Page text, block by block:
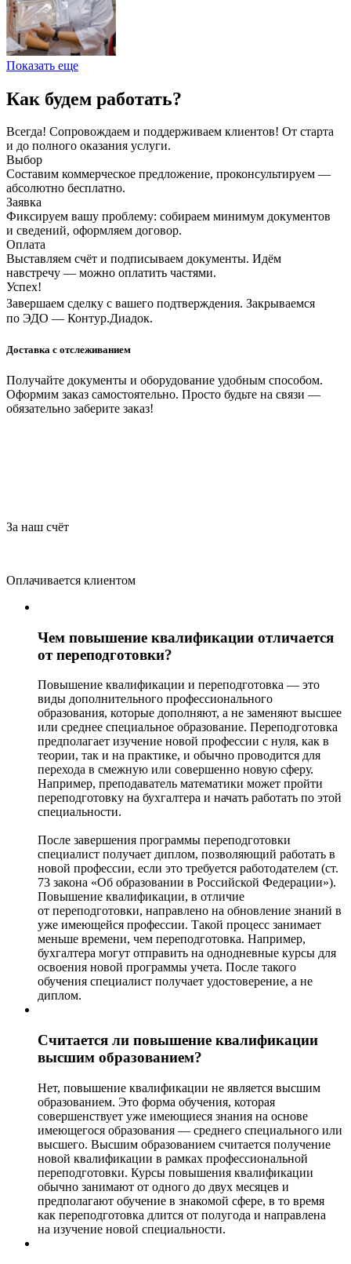
Показать еще
Как будем работать?
Всегда! Сопровождаем и поддерживаем клиентов! От старта
и до полного оказания услуги.
Выбор
Составим коммерческое предложение, проконсультируем —
абсолютно бесплатно.
Заявка
Фиксируем вашу проблему: собираем минимум документов
и сведений, оформляем договор.
Оплата
Выставляем счёт и подписываем документы. Идём
навстречу — можно оплатить частями.
Успех!
Завершаем сделку с вашего подтверждения. Закрываемся
по ЭДО — Контур.Диадок.
Доставка с отслеживанием
Получайте документы и оборудование удобным способом.
Оформим заказ самостоятельно. Просто будьте на связи —
обязательно заберите заказ!
За наш счёт
Оплачивается клиентом
Чем повышение квалификации отличается
от переподготовки?
Повышение квалификации и переподготовка — это
виды дополнительного профессионального
образования, которые дополняют, а не заменяют высшее
или среднее специальное образование. Переподготовка
предполагает изучение новой профессии с нуля, как в
теории, так и на практике, и обычно проводится для
перехода в смежную или совершенно новую сферу.
Например, преподаватель математики может пройти
переподготовку на бухгалтера и начать работать по этой
специальности.
После завершения программы переподготовки
специалист получает диплом, позволяющий работать в
новой профессии, если это требуется работодателем (ст.
73 закона «Об образовании в Российской Федерации»).
Повышение квалификации, в отличие
от переподготовки, направлено на обновление знаний в
уже имеющейся профессии. Такой процесс занимает
меньше времени, чем переподготовка. Например,
бухгалтера могут отправить на однодневные курсы для
освоения новой программы учета. После такого
обучения специалист получает удостоверение, а не
диплом.
Считается ли повышение квалификации
высшим образованием?
Нет, повышение квалификации не является высшим
образованием. Это форма обучения, которая
совершенствует уже имеющиеся знания на основе
имеющегося образования — среднего специального или
высшего. Высшим образованием считается получение
новой квалификации в рамках профессиональной
переподготовки. Курсы повышения квалификации
обычно занимают от одного до двух месяцев и
предполагают обучение в знакомой сфере, в то время
как переподготовка длится от полугода и направлена
на изучение новой специальности.